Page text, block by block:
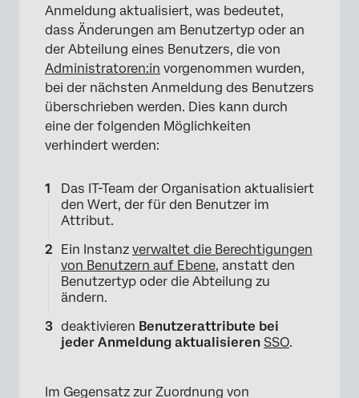
Anmeldung aktualisiert, was bedeutet,
dass Änderungen am Benutzertyp oder an
der Abteilung eines Benutzers, die von
Administratoren:in vorgenommen wurden,
bei der nächsten Anmeldung des Benutzers
überschrieben werden. Dies kann durch
eine der folgenden Möglichkeiten
verhindert werden:
Das IT-Team der Organisation aktualisiert
den Wert, der für den Benutzer im
Attribut.
Ein Instanz verwaltet die Berechtigungen
von Benutzern auf Ebene, anstatt den
Benutzertyp oder die Abteilung zu
ändern.
deaktivieren Benutzerattribute bei
jeder Anmeldung aktualisieren SSO.
Im Gegensatz zur Zuordnung von